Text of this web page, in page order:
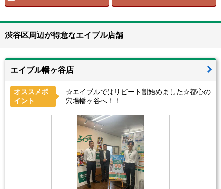
渋谷区周辺が得意なエイブル店舗
エイブル幡ヶ谷店
オススメポ
イント
☆エイブルではリピート割始めました☆都心の
穴場幡ヶ谷へ！！